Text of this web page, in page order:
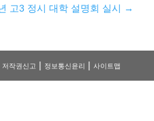
고3 정시 대학 설명회 실시 →
저작권신고 | 정보통신윤리 | 사이트맵